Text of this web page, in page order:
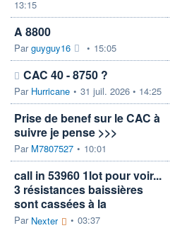
13:15
A 8800
Parguyguy16 • 15:05
CAC 40 - 8750 ?
Par Hurricane • 31 juil. 2026 • 14:25
Prise de benef sur le CAC à
suivre je pense >>>
Par M7807527 • 10:01
call in 53960 1lot pour voir...
3 résistances baissières
sont cassées à la
Par Nexter • 03:37